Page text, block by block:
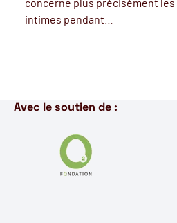
intimes pendant…
Avec le soutien de :